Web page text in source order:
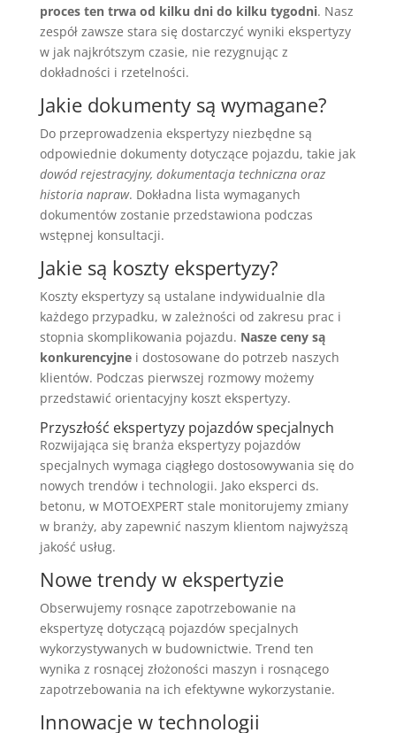
proces ten trwa od kilku dni do kilku tygodni. Nasz
zespół zawsze stara się dostarczyć wyniki ekspertyzy
w jak najkrótszym czasie, nie rezygnując z
dokładności i rzetelności.
Jakie dokumenty są wymagane?
Do przeprowadzenia ekspertyzy niezbędne są
odpowiednie dokumenty dotyczące pojazdu, takie jak
dowód rejestracyjny, dokumentacja techniczna oraz
historia napraw. Dokładna lista wymaganych
dokumentów zostanie przedstawiona podczas
wstępnej konsultacji.
Jakie są koszty ekspertyzy?
Koszty ekspertyzy są ustalane indywidualnie dla
każdego przypadku, w zależności od zakresu prac i
stopnia skomplikowania pojazdu. Nasze ceny są
konkurencyjnei dostosowane do potrzeb naszych
klientów. Podczas pierwszej rozmowy możemy
przedstawić orientacyjny koszt ekspertyzy.
Przyszłość ekspertyzy pojazdów specjalnych
Rozwijająca się branża ekspertyzy pojazdów
specjalnych wymaga ciągłego dostosowywania się do
nowych trendów i technologii. Jako eksperci ds.
betonu, w MOTOEXPERT stale monitorujemy zmiany
w branży, aby zapewnić naszym klientom najwyższą
jakość usług.
Nowe trendy w ekspertyzie
Obserwujemy rosnące zapotrzebowanie na
ekspertyzę dotyczącą pojazdów specjalnych
wykorzystywanych w budownictwie. Trend ten
wynika z rosnącej złożoności maszyn i rosnącego
zapotrzebowania na ich efektywne wykorzystanie.
Innowacje w technologii